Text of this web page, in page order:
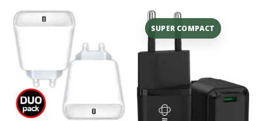
SUPER COMPACT